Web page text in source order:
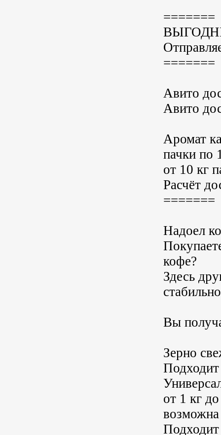
=======
=======
Авито
Авито
Аромат
пачки по
от 10 кг
Расчёт
=======
Надоел
кофе?
Здесь
Вы
Зерно
от 1 кг